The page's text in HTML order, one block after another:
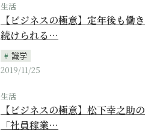
生活
【ビジネスの極意】定年後も働き
続けられる…
識学
2019/11/25
生活
【ビジネスの極意】松下幸之助の
「社員稼業…